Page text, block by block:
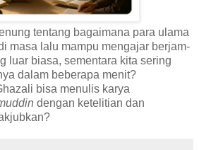
tentang bagaimana para ulama
masa lalu mampu mengajar berjam-
luar biasa, sementara kita sering
dalam beberapa menit?
bisa menulis karya
dengan ketelitian dan